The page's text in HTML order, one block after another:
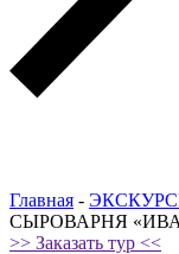
Главная -
СЫРОВАРНЯ
>> Заказать тур <<